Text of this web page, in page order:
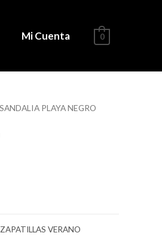
Mi Cuenta 0
PLAYA NEGRO
ZAPATILLAS VERANO